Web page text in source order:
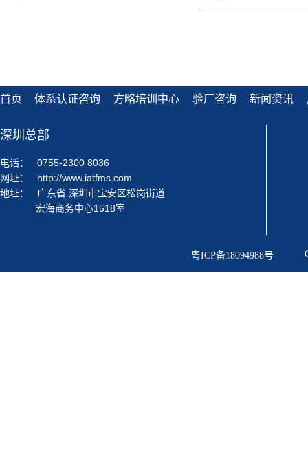
首页 体系认证咨询 方略培训中心 验厂咨询 新闻资讯
深圳总部
电话：
0755-2300 8036
网址：
http://www.iatfms.com
地址：
广东省.深圳市宝安区松岗街道
宏海商务中心1518室
粤ICP备18094988号